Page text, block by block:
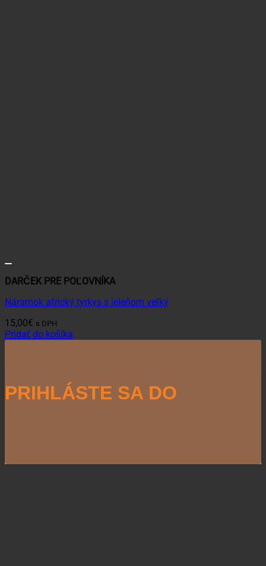
DARČEK PRE POĽOVNÍKA
Náramok africký tyrkys s jeleňom veľký
15,00€ s DPH
Pridať do košíka
PRIHLÁSTE SA DO